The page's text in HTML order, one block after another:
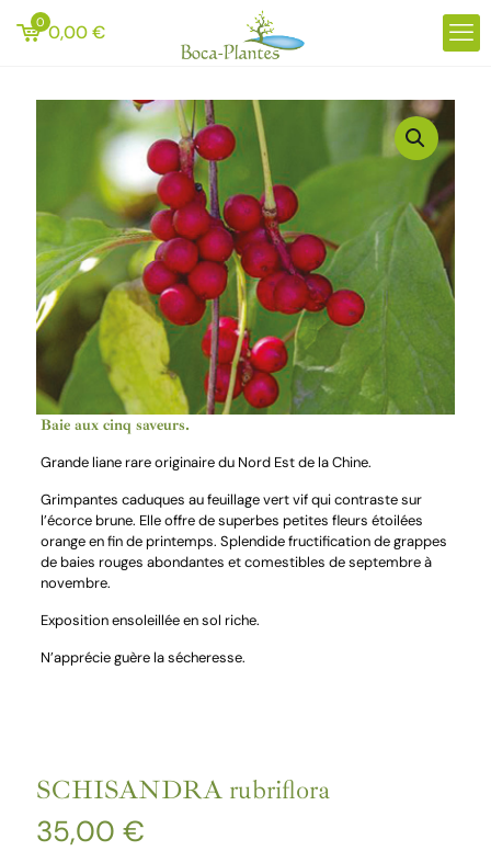
0 0,00€
Baie aux cinq saveurs.
Grande liane rare originaire du Nord Est de la Chine.
Grimpantes caduques au feuillage vert vif qui contraste sur
l’écorce brune. Elle offre de superbes petites fleurs étoilées
orange en fin de printemps. Splendide fructification de grappes
de baies rouges abondantes et comestibles de septembre à
novembre.
Exposition ensoleillée en sol riche.
N’apprécie guère la sécheresse.
SCHISANDRA rubriflora
35,00 €